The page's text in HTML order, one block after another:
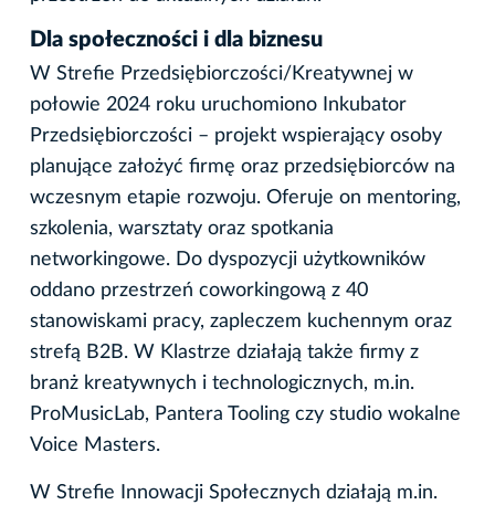
Dla społeczności i dla biznesu
W Strefie Przedsiębiorczości/Kreatywnej w
połowie 2024 roku uruchomiono Inkubator
Przedsiębiorczości – projekt wspierający osoby
planujące założyć firmę oraz przedsiębiorców na
wczesnym etapie rozwoju. Oferuje on mentoring,
szkolenia, warsztaty oraz spotkania
networkingowe. Do dyspozycji użytkowników
oddano przestrzeń coworkingową z 40
stanowiskami pracy, zapleczem kuchennym oraz
strefą B2B. W Klastrze działają także firmy z
branż kreatywnych i technologicznych, m.in.
ProMusicLab, Pantera Tooling czy studio wokalne
Voice Masters.
W Strefie Innowacji Społecznych działają m.in.